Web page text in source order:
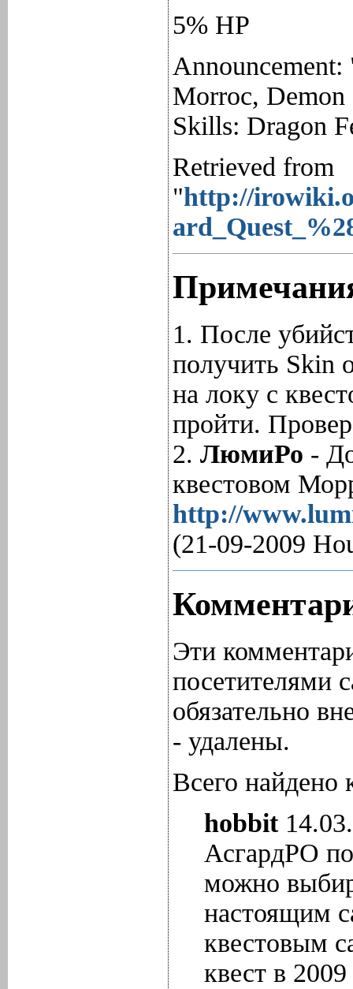
5% HP
Announcement:
Morroc,
Skills: Dragon
Retrieved from
"http://
1. После
получить Skin
на локу с
пройти.
2.ЛюмиРо -
квестовом
http://
(21-09-2009
Эти
посетителями
обязательно
- удалены.
Всего найдено
hobbit
АсгардРО
можно
настоящим
квестовым
квест в